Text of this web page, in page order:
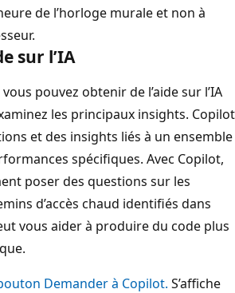
de l’horloge murale et non à
sur l’IA
vous pouvez obtenir de l’aide sur l’IA
les principaux insights. Copilot
et des insights liés à un ensemble
spécifiques. Avec Copilot,
poser des questions sur les
d’accès chaud identifiés dans
vous aider à produire du code plus
Demander à Copilot. S’affiche